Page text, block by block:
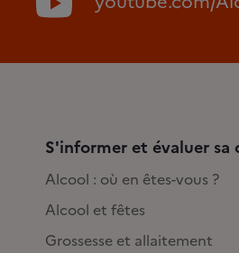
S'informer et évaluer sa
Alcool : où en êtes-vous ?
Alcool et fêtes
Grossesse et allaitement